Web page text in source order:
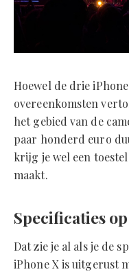
Hoewel de drie
overeenkomsten
het gebied van de
paar honderd euro
krijg je wel een
maakt.
Specificaties
Dat zie je al als je de
iPhone X is uitgerust